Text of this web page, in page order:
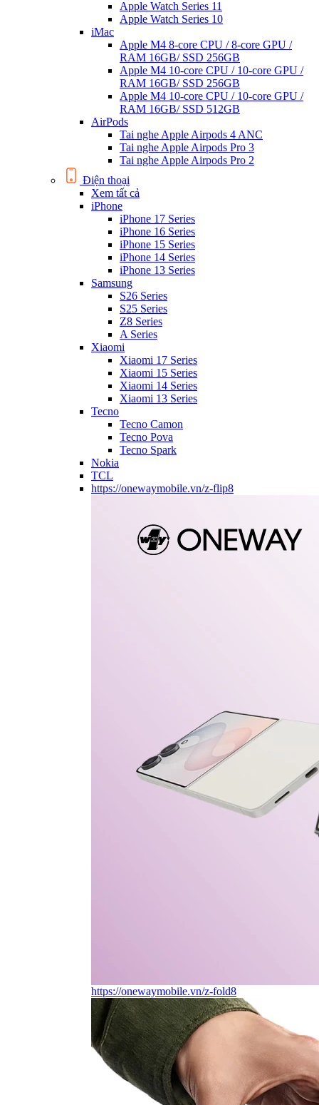
Apple Watch Series 11
Apple Watch Series 10
iMac
Apple M4 8-core CPU / 8-core GPU /
RAM 16GB/ SSD 256GB
Apple M4 10-core CPU / 10-core GPU /
RAM 16GB/ SSD 256GB
Apple M4 10-core CPU / 10-core GPU /
RAM 16GB/ SSD 512GB
AirPods
Tai nghe Apple Airpods 4 ANC
Tai nghe Apple Airpods Pro 3
Tai nghe Apple Airpods Pro 2
Điện thoại
Xem tất cả
iPhone
iPhone 17 Series
iPhone 16 Series
iPhone 15 Series
iPhone 14 Series
iPhone 13 Series
Samsung
S26 Series
S25 Series
Z8 Series
A Series
Xiaomi
Xiaomi 17 Series
Xiaomi 15 Series
Xiaomi 14 Series
Xiaomi 13 Series
Tecno
Tecno Camon
Tecno Pova
Tecno Spark
Nokia
TCL
https://onewaymobile.vn/z-flip8
https://onewaymobile.vn/z-fold8